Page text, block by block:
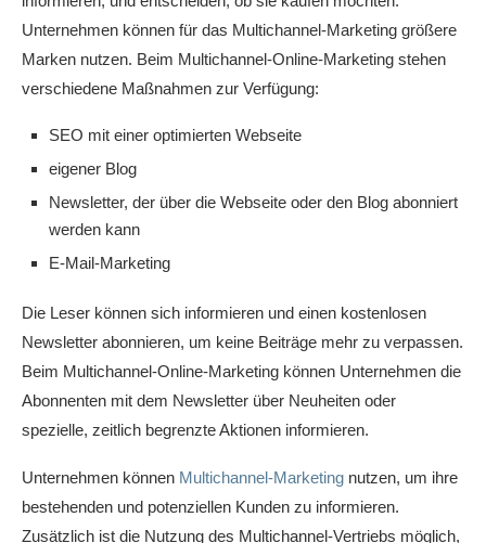
Unternehmen können für das Multichannel-Marketing größere
Marken nutzen. Beim Multichannel-Online-Marketing stehen
verschiedene Maßnahmen zur Verfügung:
SEO mit einer optimierten Webseite
eigener Blog
Newsletter, der über die Webseite oder den Blog abonniert
werden kann
E-Mail-Marketing
Die Leser können sich informieren und einen kostenlosen
Newsletter abonnieren, um keine Beiträge mehr zu verpassen.
Beim Multichannel-Online-Marketing können Unternehmen die
Abonnenten mit dem Newsletter über Neuheiten oder
spezielle, zeitlich begrenzte Aktionen informieren.
Unternehmen können Multichannel-Marketing nutzen, um ihre
bestehenden und potenziellen Kunden zu informieren.
Zusätzlich ist die Nutzung des Multichannel-Vertriebs möglich,